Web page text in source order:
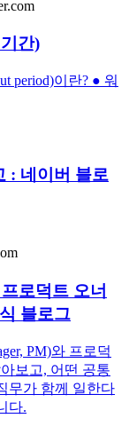
간)
period)이란? ● 워
: 네이버 블로
로덕트 오너
블로그
PM)와 프로덕
보고, 어떤 공통
무가 함께 일한다
다.